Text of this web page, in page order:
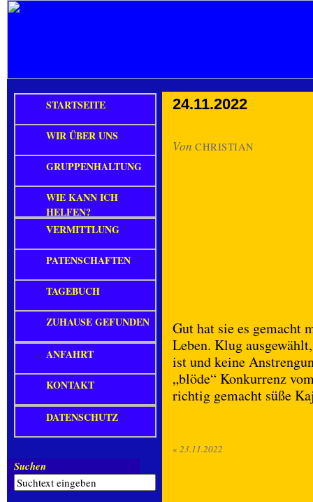
24.11.2022
Von CHRISTIAN
Gut hat sie es gemacht
Leben. Klug
ist und keine
„blöde“ Konkurrenz
richtig gemacht süße
« 23.11.2022
STARTSEITE
WIR ÜBER UNS
GRUPPENHALTUNG
WIE KANN ICH
HELFEN?
VERMITTLUNG
PATENSCHAFTEN
TAGEBUCH
ZUHAUSE GEFUNDEN
ANFAHRT
KONTAKT
DATENSCHUTZ
Suchen